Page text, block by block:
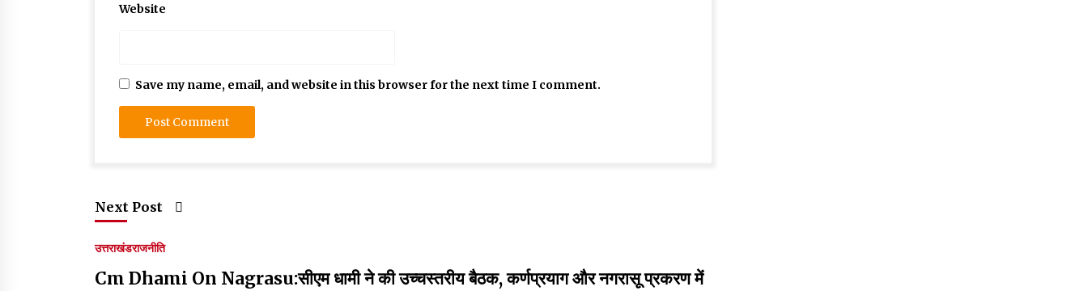
Website
Save my name, email, and website in this browser for the next time I comment.
Next Post
उत्तराखंडराजनीति
Cm Dhami On Nagrasu:सीएम धामी ने की उच्चस्तरीय बैठक, कर्णप्रयाग और नगरासू प्रकरण में